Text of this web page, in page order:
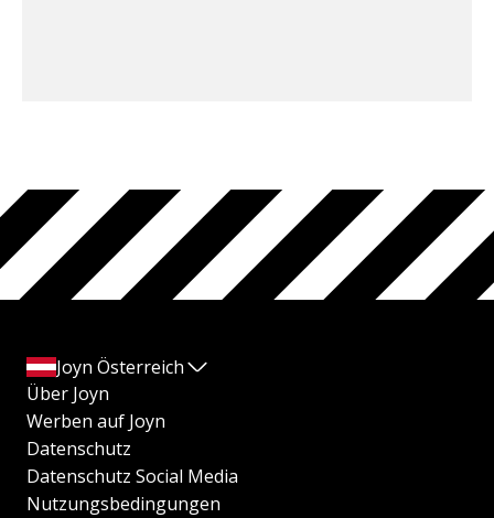
Joyn Österreich
Über Joyn
Werben auf Joyn
Datenschutz
Datenschutz Social Media
Nutzungsbedingungen